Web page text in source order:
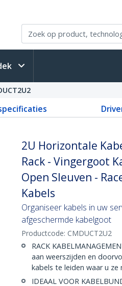
2U Horizontale
Rack - Vingergoot
Open Sleuven -
Kabels
Organiseer kabels in uw
afgeschermde kabelgoot
Productcode: CMDUCT2U2
RACK
aan weerszijden en
kabels te leiden waar u
IDEAAL VOOR